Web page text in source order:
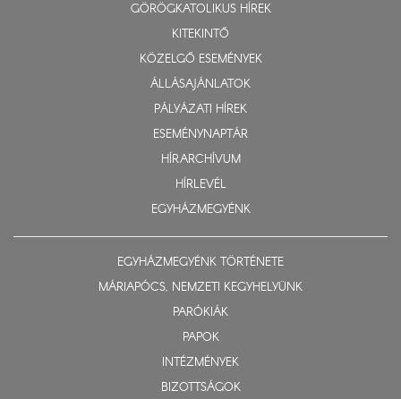
GÖRÖGKATOLIKUS HÍREK
KITEKINTŐ
KÖZELGŐ ESEMÉNYEK
ÁLLÁSAJÁNLATOK
PÁLYÁZATI HÍREK
ESEMÉNYNAPTÁR
HÍRARCHÍVUM
HÍRLEVÉL
EGYHÁZMEGYÉNK
EGYHÁZMEGYÉNK TÖRTÉNETE
MÁRIAPÓCS, NEMZETI KEGYHELYÜNK
PARÓKIÁK
PAPOK
INTÉZMÉNYEK
BIZOTTSÁGOK